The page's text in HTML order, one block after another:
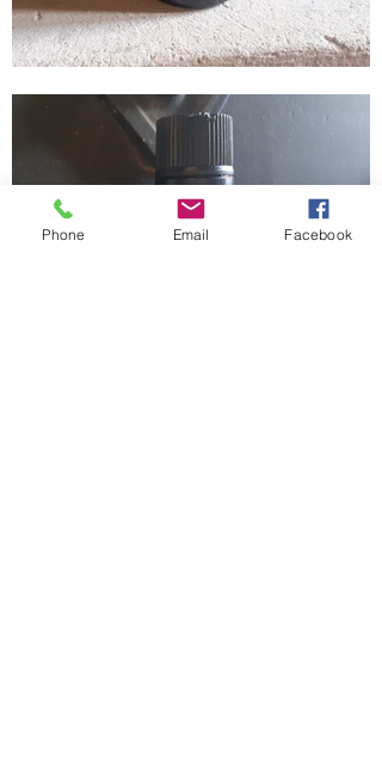
Phone Email Facebook